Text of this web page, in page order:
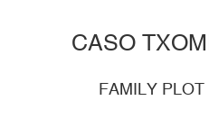
CASO
FAMILY